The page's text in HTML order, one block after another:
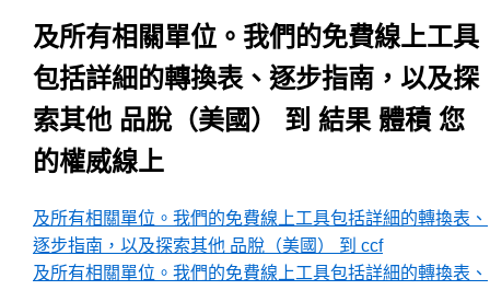
及所有相關單位。我們的免費線上工具
包括詳細的轉換表、逐步指南，以及探
索其他 品脫（美國） 到 結果 體積 您
的權威線上
及所有相關單位。我們的免費線上工具包括詳細的轉換表、
逐步指南，以及探索其他 品脫（美國） 到 ccf
及所有相關單位。我們的免費線上工具包括詳細的轉換表、